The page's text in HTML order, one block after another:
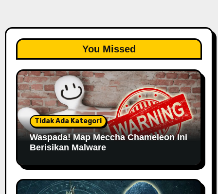
You Missed
Tidak Ada Kategori
Waspada! Map Meccha Chameleon Ini
Berisikan Malware